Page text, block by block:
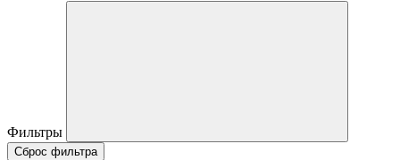
Фильтры
Сброс фильтра